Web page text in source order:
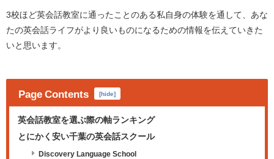
3校ほど英会話教室に通ったことのある私自身の体験を通して、あな
たの英会話ライフがより良いものになるための情報を伝えていきた
いと思います。
Page Contents [hide]
英会話教室を選ぶ際の軸ランキング
とにかく安い千葉の英会話スクール
Discovery Language School